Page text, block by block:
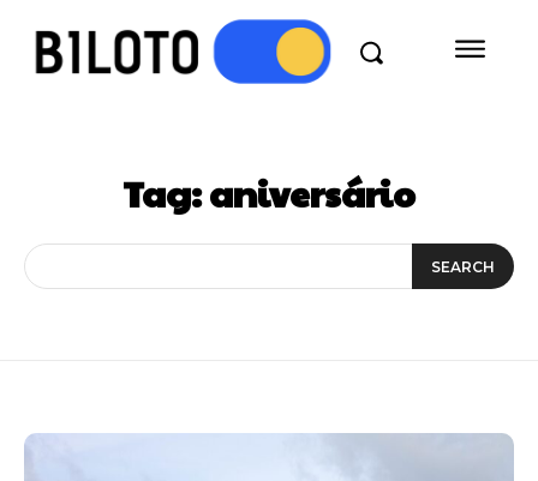
Tag:aniversário
SEARCH